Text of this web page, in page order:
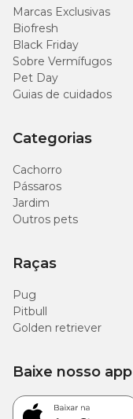
Marcas Exclusivas
Biofresh
Black Friday
Sobre Vermífugos
Pet Day
Guias de cuidados
Categorias
Cachorro
Pássaros
Jardim
Outros pets
Raças
Pug
Pitbull
Golden retriever
Baixe nosso app